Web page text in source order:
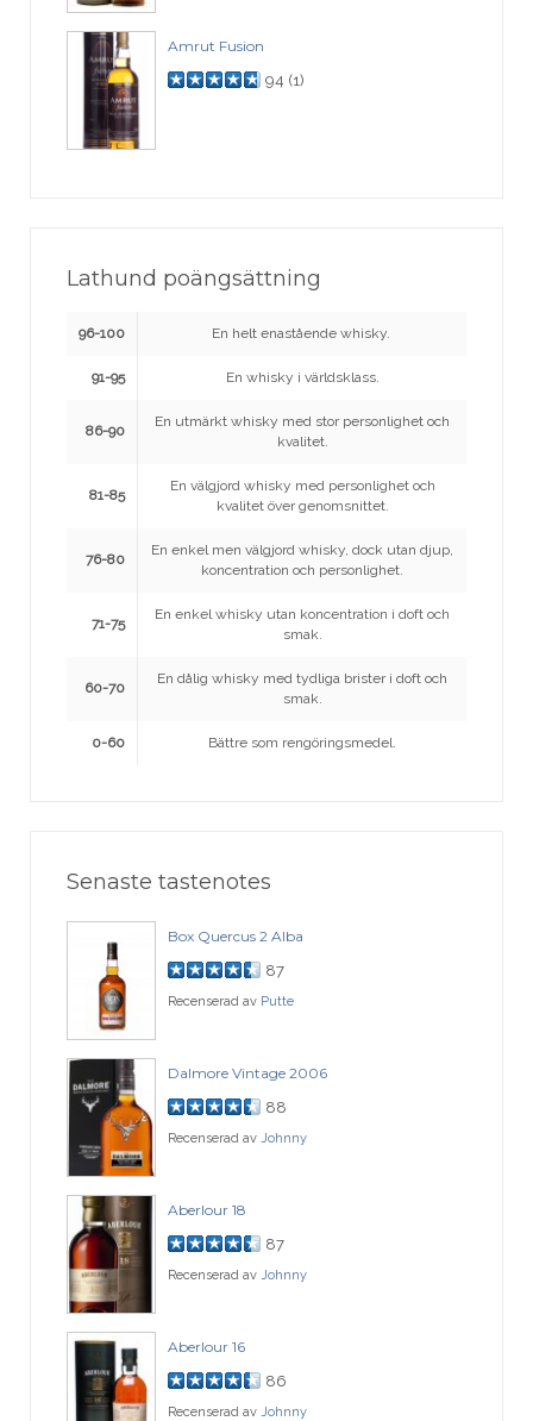
Amrut Fusion
94 (1)
Lathund poängsättning
96-100 En helt enastående whisky.
91-95 En whisky i världsklass.
86-90
En utmärkt whisky med stor personlighet och
kvalitet.
81-85
En välgjord whisky med personlighet och
kvalitet över genomsnittet.
76-80
En enkel men välgjord whisky, dock utan djup,
koncentration och personlighet.
71-75
En enkel whisky utan koncentration i doft och
smak.
60-70
En dålig whisky med tydliga brister i doft och
smak.
0-60 Bättre som rengöringsmedel.
Senaste tastenotes
Box Quercus 2 Alba
87
Recenserad av Putte
Dalmore Vintage 2006
88
Recenserad av Johnny
Aberlour 18
87
Recenserad av Johnny
Aberlour 16
86
Recenserad av Johnny